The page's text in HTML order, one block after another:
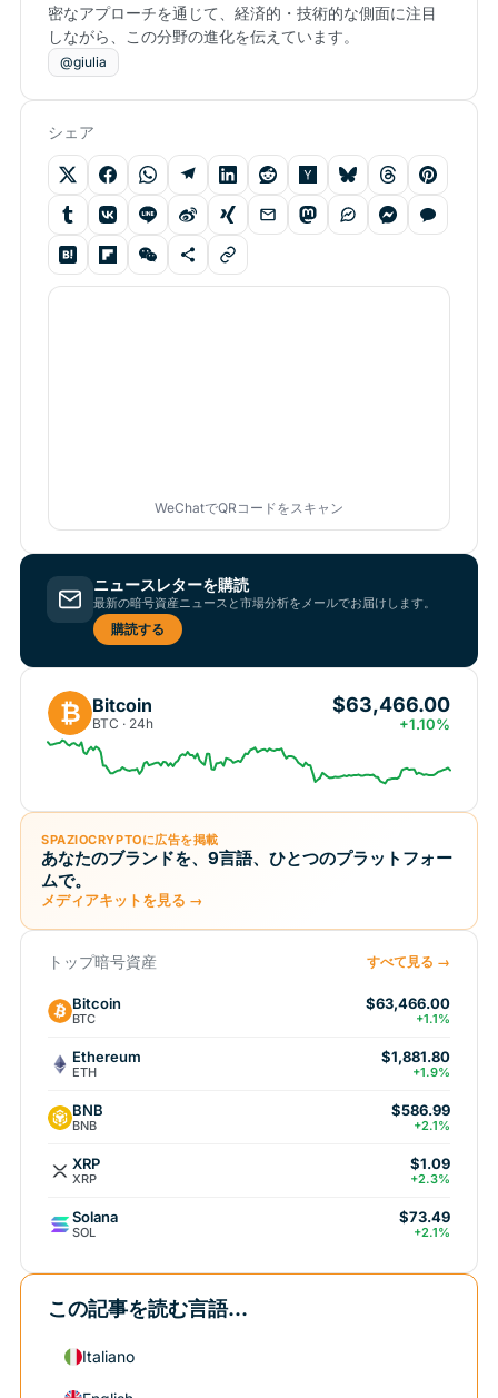
密なアプローチを通じて、経済的・技術的な側面に注目
しながら、この分野の進化を伝えています。
@giulia
シェア
WeChatでQRコードをスキャン
ニュースレターを購読
最新の暗号資産ニュースと市場分析をメールでお届けします。
購読する
₿ Bitcoin
BTC · 24h
$63,466.00
+1.10%
SPAZIOCRYPTOに広告を掲載
あなたのブランドを、9言語、ひとつのプラットフォー
ムで。
メディアキットを見る →
トップ暗号資産 すべて見る →
Bitcoin
BTC
$63,466.00
+1.1%
Ethereum
ETH
$1,881.80
+1.9%
BNB
BNB
$586.99
+2.1%
XRP
XRP
$1.09
+2.3%
Solana
SOL
$73.49
+2.1%
この記事を読む言語...
Italiano